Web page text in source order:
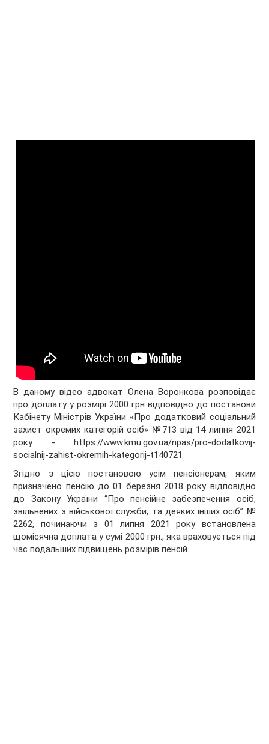
В даному відео адвокат Олена Воронкова розповідає
про доплату у розмірі 2000 грн відповідно до постанови
Кабінету Міністрів України «Про додатковий соціальний
захист окремих категорій осіб» №713 від 14 липня 2021
року - https://www.kmu.gov.ua/npas/pro-dodatkovij-
socialnij-zahist-okremih-kategorij-t140721
Згідно з цією постановою усім пенсіонерам, яким
призначено пенсію до 01 березня 2018 року відповідно
до Закону України “Про пенсійне забезпечення осіб,
звільнених з військової служби, та деяких інших осіб” №
2262, починаючи з 01 липня 2021 року встановлена
щомісячна доплата у сумі 2000 грн., яка враховується під
час подальших підвищень розмірів пенсій.